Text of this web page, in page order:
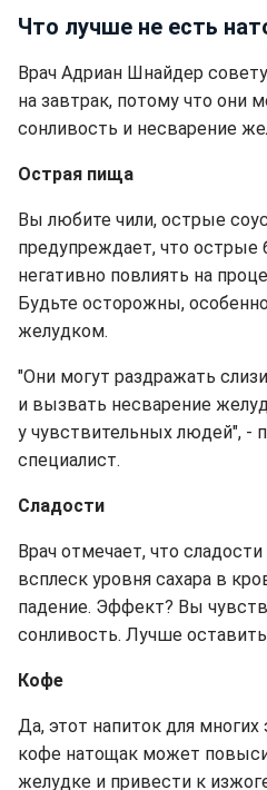
Что лучше не есть
Врач Адриан Шнайдер
на завтрак, потому что они
сонливость и несварение
Острая пища
Вы любите чили, острые
предупреждает, что острые
негативно повлиять на
Будьте осторожны,
желудком.
"Они могут раздражать
и вызвать несварение
у чувствительных людей", -
специалист.
Сладости
Врач отмечает, что
всплеск уровня сахара в
падение. Эффект? Вы
сонливость. Лучше
Кофе
Да, этот напиток для
кофе натощак может
желудке и привести к